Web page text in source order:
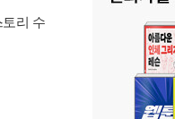
리 수